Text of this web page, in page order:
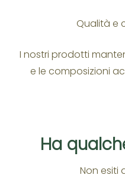
Qualità e
I nostri prodotti
e le composizioni
Ha
Non esiti